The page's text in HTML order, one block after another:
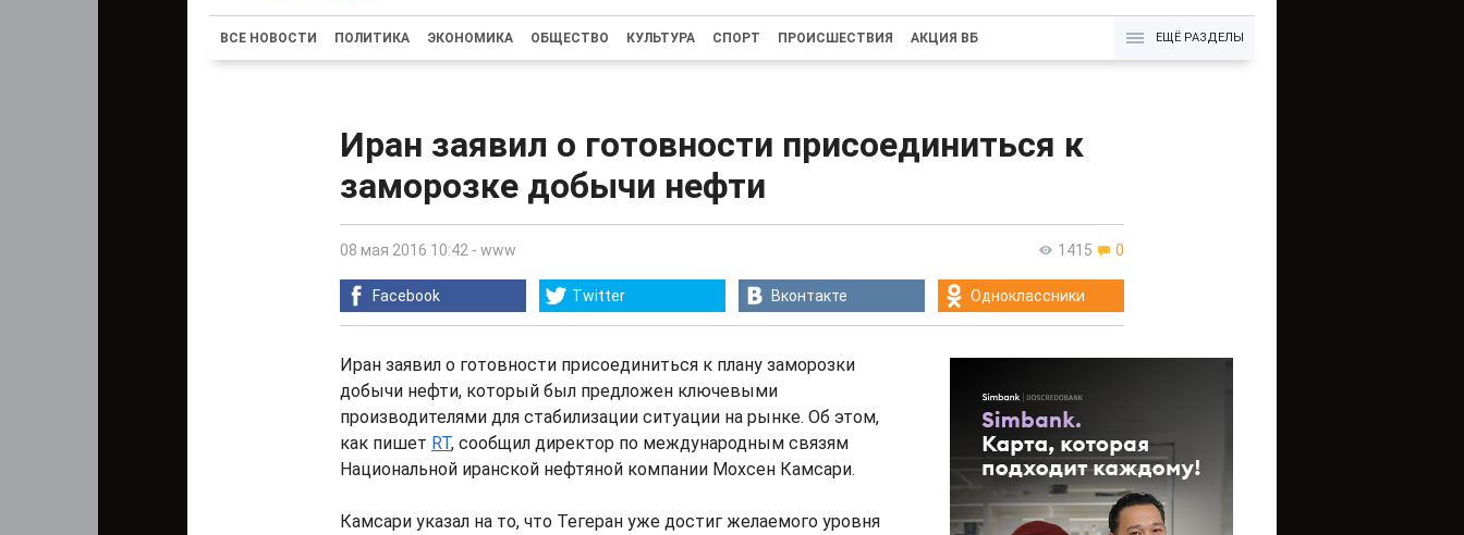
ВСЕ НОВОСТИ ПОЛИТИКА ЭКОНОМИКА ОБЩЕСТВО КУЛЬТУРА СПОРТ ПРОИСШЕСТВИЯ АКЦИЯ ВБ ЕЩЁ РАЗДЕЛЫ
Иран заявил о готовности присоединиться к
заморозке добычи нефти
1415 0
08 мая 2016 10:42 - www
Facebook Twitter Вконтакте Одноклассники
Иран заявил о готовности присоединиться к плану заморозки
добычи нефти, который был предложен ключевыми
производителями для стабилизации ситуации на рынке. Об этом,
как пишет RT, сообщил директор по международным связям
Национальной иранской нефтяной компании Мохсен Камсари.
Камсари указал на то, что Тегеран уже достиг желаемого уровня